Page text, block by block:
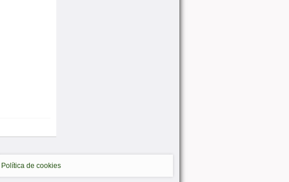
Política de cookies